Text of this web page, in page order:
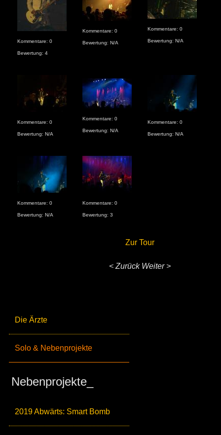
Die Ärzte
Solo & Nebenprojekte
Nebenprojekte_
2019 Abwärts: Smart Bomb
Kommentare: 0
Bewertung: 4
Kommentare: 0
Bewertung: N/A
Kommentare: 0
Bewertung: N/A
Kommentare: 0
Bewertung: N/A
Kommentare: 0
Bewertung: N/A
Kommentare: 0
Bewertung: N/A
Kommentare: 0
Bewertung: N/A
Kommentare: 0
Bewertung: 3
Zur Tour
< Zurück Weiter >